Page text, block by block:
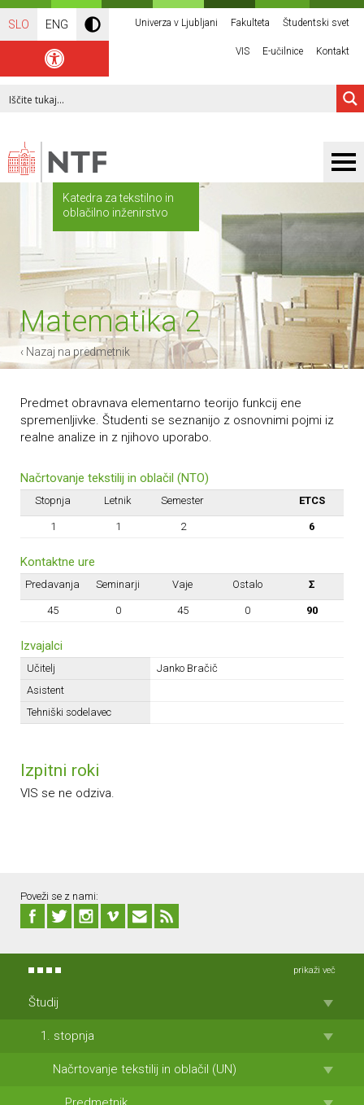
SLO ENG Univerza v Ljubljani Fakulteta Študentski svet
VIS E-učilnice Kontakt
Katedra za tekstilno in
oblačilno inženirstvo
Matematika 2
‹ Nazaj na predmetnik
Predmet obravnava elementarno teorijo funkcij ene
spremenljivke. Študenti se seznanijo z osnovnimi pojmi iz
realne analize in z njihovo uporabo.
Načrtovanje tekstilij in oblačil (NTO)
Stopnja Letnik Semester ETCS
1 1 2 6
Kontaktne ure
Predavanja Seminarji Vaje Ostalo Σ
45 0 45 0 90
Izvajalci
Učitelj
Janko Bračič
Asistent
Tehniški sodelavec
Izpitni roki
VIS se ne odziva.
Poveži se z nami:
prikaži več
Študij
1. stopnja
Načrtovanje tekstilij in oblačil (UN)